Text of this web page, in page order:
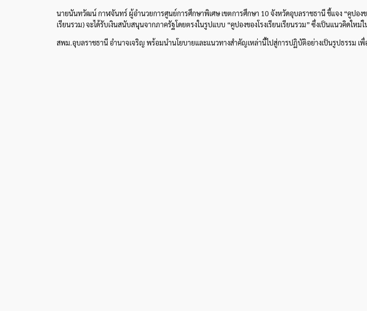
นายนันทวัฒน์ กาฬจันทร์ ผู้อำนวยการศูนย์การศึกษาพิเศษ เขตการศึกษา 10 จังหวัดอุบลราชธานี ชี้แจง “คูปองขอ
เรียนรวม) จะได้รับเงินสนับสนุนจากภาครัฐโดยตรงในรูปแบบ “คูปองของโรงเรียนเรียนรวม” ซึ่งเป็นแนวคิดใ
สพม.อุบลราชธานี อำนาจเจริญ พร้อมนำนโยบายและแนวทางสำคัญเหล่านี้ไปสู่การปฏิบัติอย่างเป็นรูปธรรม